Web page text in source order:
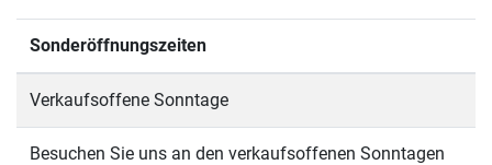
Sonderöffnungszeiten
Verkaufsoffene Sonntage
Besuchen Sie uns an den verkaufsoffenen Sonntagen